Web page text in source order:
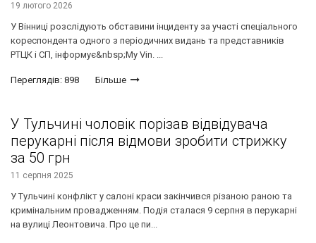
19 лютого 2026
У Вінниці розслідують обставини інциденту за участі спеціального
кореспондента одного з періодичних видань та представників
РТЦК і СП, інформує&nbsp;My Vin. ...
Переглядів: 898 Більше
У Тульчині чоловік порізав відвідувача
перукарні після відмови зробити стрижку
за 50 грн
11 серпня 2025
У Тульчині конфлікт у салоні краси закінчився різаною раною та
кримінальним провадженням. Подія сталася 9 серпня в перукарні
на вулиці Леонтовича. Про це пи...